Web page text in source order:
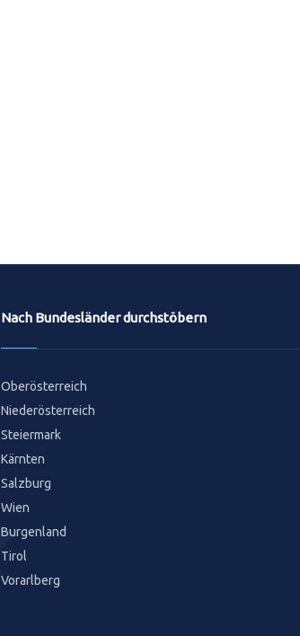
Nach Bundesländer durchstöbern
Oberösterreich
Niederösterreich
Steiermark
Kärnten
Salzburg
Wien
Burgenland
Tirol
Vorarlberg